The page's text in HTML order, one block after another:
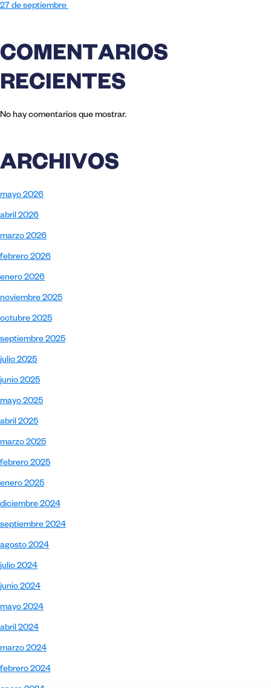
27 de septiembre
COMENTARIOS
RECIENTES
No hay comentarios que mostrar.
ARCHIVOS
mayo 2026
abril 2026
marzo 2026
febrero 2026
enero 2026
noviembre 2025
octubre 2025
septiembre 2025
julio 2025
junio 2025
mayo 2025
abril 2025
marzo 2025
febrero 2025
enero 2025
diciembre 2024
septiembre 2024
agosto 2024
julio 2024
junio 2024
mayo 2024
abril 2024
marzo 2024
febrero 2024